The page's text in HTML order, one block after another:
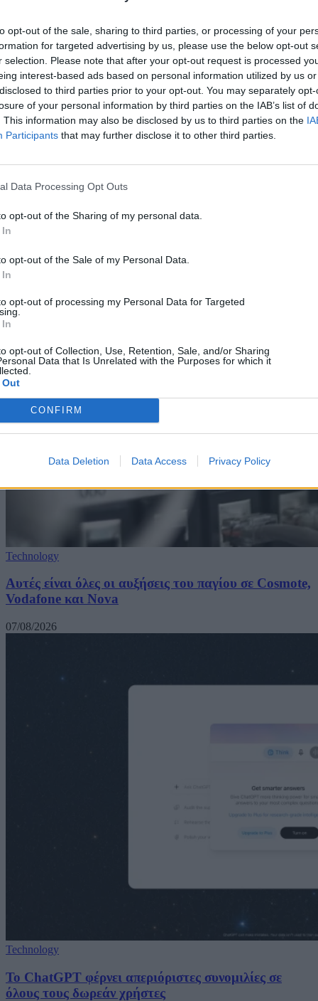
opt-out of the sale, sharing to third parties, or processing of your
for targeted advertising by us, please use the below opt-out
selection. Please note that after your opt-out request is processed
interest-based ads based on personal information utilized by us
to third parties prior to your opt-out. You may separately
of your personal information by third parties on the IAB’s list of
This information may also be disclosed by us to third parties on the
Participants that may further disclose it to other third parties.
Data Processing Opt Outs
opt-out of the Sharing of my personal data.
opt-out of the Sale of my Personal Data.
opt-out of processing my Personal Data for Targeted
opt-out of Collection, Use, Retention, Sale, and/or Sharing
Data that Is Unrelated with the Purposes for which it
CONFIRM
Data Deletion Data Access Privacy Policy
Technology
Netflix και Disney+: Εξετάζουν το δωρεάν streaming
για όλους
07/08/2026
Technology
Αυτές είναι όλες οι αυξήσεις του παγίου σε Cosmote,
Vodafone και Nova
07/08/2026
Technology
Το ChatGPT φέρνει απεριόριστες συνομιλίες σε
όλους τους δωρεάν χρήστες